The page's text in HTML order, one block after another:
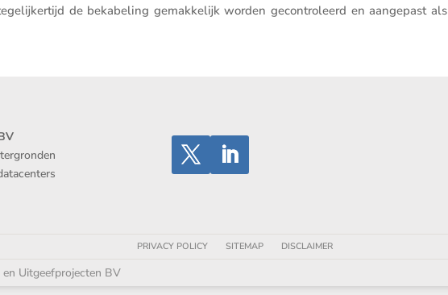
de bekabe­ling gemak­ke­lijk worden gecon­tro­leerd en aange­past als
PRIVACY POLICY SITEMAP DISCLAIMER
Uitgeefprojecten BV